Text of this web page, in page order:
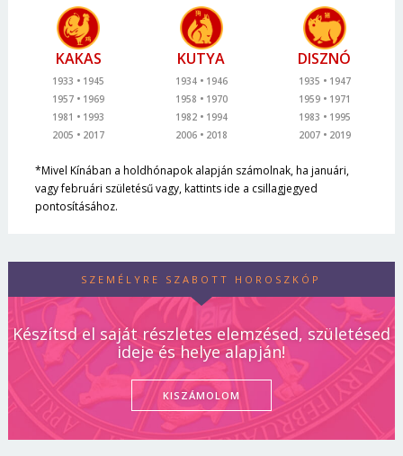
KAKAS
1933
1945
1957
1969
1981
1993
2005
2017
KUTYA
1934
1946
1958
1970
1982
1994
2006
2018
DISZNÓ
1935
1947
1959
1971
1983
1995
2007
2019
*Mivel Kínában a holdhónapok alapján számolnak, ha januári,
vagy februári születésű vagy, kattints ide a csillagjegyed
pontosításához.
SZEMÉLYRE SZABOTT HOROSZKÓP
Készítsd el saját részletes elemzésed, születésed
ideje és helye alapján!
KISZÁMOLOM